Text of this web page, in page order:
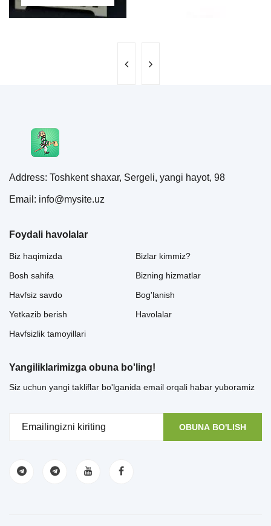
Address: Toshkent shaxar, Sergeli, yangi hayot, 98
Email: info@mysite.uz
Foydali havolalar
Biz haqimizda
Bosh sahifa
Havfsiz savdo
Yetkazib berish
Havfsizlik tamoyillari
Bizlar kimmiz?
Bizning hizmatlar
Bog'lanish
Havolalar
Yangiliklarimizga obuna bo'ling!
Siz uchun yangi takliflar bo'lganida email orqali habar yuboramiz
OBUNA BO'LISH